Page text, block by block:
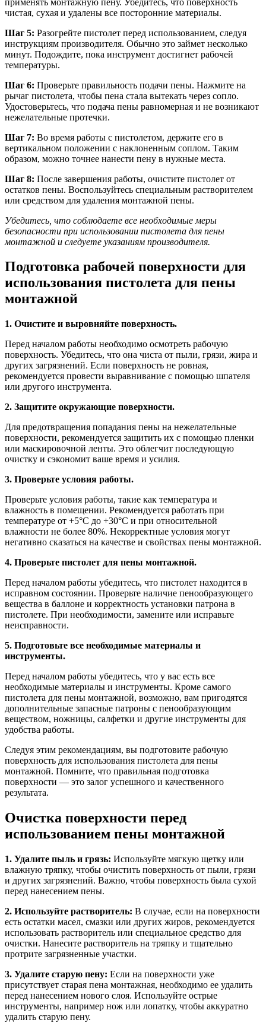
чистая, сухая и удалены все посторонние материалы.
Шаг 5: Разогрейте пистолет перед использованием, следуя
инструкциям производителя. Обычно это займет несколько
минут. Подождите, пока инструмент достигнет рабочей
температуры.
Шаг 6: Проверьте правильность подачи пены. Нажмите на
рычаг пистолета, чтобы пена стала вытекать через сопло.
Удостоверьтесь, что подача пены равномерная и не возникают
нежелательные протечки.
Шаг 7: Во время работы с пистолетом, держите его в
вертикальном положении с наклоненным соплом. Таким
образом, можно точнее нанести пену в нужные места.
Шаг 8: После завершения работы, очистите пистолет от
остатков пены. Воспользуйтесь специальным растворителем
или средством для удаления монтажной пены.
Убедитесь, что соблюдаете все необходимые меры
безопасности при использовании пистолета для пены
монтажной и следуете указаниям производителя.
Подготовка рабочей поверхности для
использования пистолета для пены
монтажной
1. Очистите и выровняйте поверхность.
Перед началом работы необходимо осмотреть рабочую
поверхность. Убедитесь, что она чиста от пыли, грязи, жира и
других загрязнений. Если поверхность не ровная,
рекомендуется провести выравнивание с помощью шпателя
или другого инструмента.
2. Защитите окружающие поверхности.
Для предотвращения попадания пены на нежелательные
поверхности, рекомендуется защитить их с помощью пленки
или маскировочной ленты. Это облегчит последующую
очистку и сэкономит ваше время и усилия.
3. Проверьте условия работы.
Проверьте условия работы, такие как температура и
влажность в помещении. Рекомендуется работать при
температуре от +5°C до +30°C и при относительной
влажности не более 80%. Некорректные условия могут
негативно сказаться на качестве и свойствах пены монтажной.
4. Проверьте пистолет для пены монтажной.
Перед началом работы убедитесь, что пистолет находится в
исправном состоянии. Проверьте наличие пенообразующего
вещества в баллоне и корректность установки патрона в
пистолете. При необходимости, замените или исправьте
неисправности.
5. Подготовьте все необходимые материалы и
инструменты.
Перед началом работы убедитесь, что у вас есть все
необходимые материалы и инструменты. Кроме самого
пистолета для пены монтажной, возможно, вам пригодятся
дополнительные запасные патроны с пенообразующим
веществом, ножницы, салфетки и другие инструменты для
удобства работы.
Следуя этим рекомендациям, вы подготовите рабочую
поверхность для использования пистолета для пены
монтажной. Помните, что правильная подготовка
поверхности — это залог успешного и качественного
результата.
Очистка поверхности перед
использованием пены монтажной
1. Удалите пыль и грязь: Используйте мягкую щетку или
влажную тряпку, чтобы очистить поверхность от пыли, грязи
и других загрязнений. Важно, чтобы поверхность была сухой
перед нанесением пены.
2. Используйте растворитель: В случае, если на поверхности
есть остатки масел, смазки или других жиров, рекомендуется
использовать растворитель или специальное средство для
очистки. Нанесите растворитель на тряпку и тщательно
протрите загрязненные участки.
3. Удалите старую пену: Если на поверхности уже
присутствует старая пена монтажная, необходимо ее удалить
перед нанесением нового слоя. Используйте острые
инструменты, например нож или лопатку, чтобы аккуратно
удалить старую пену.